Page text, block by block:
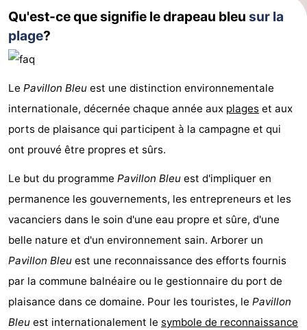
de
vue
-
Terrains
de
jeux
-
Aires
de
jeux
intérieures
-
Bowling
-
Parcours
de
mini-
golf
Centres
de
bien-
être
Villages
&
villes
Nature
Visites
-
Qu'est-ce que signifie le drapeau bleu sur la
plage?
Le Pavillon Bleu est une distinction environnementale
internationale, décernée chaque année aux plages et aux
ports de plaisance qui participent à la campagne et qui
ont prouvé être propres et sûrs.
Le but du programme Pavillon Bleu est d'impliquer en
permanence les gouvernements, les entrepreneurs et les
vacanciers dans le soin d'une eau propre et sûre, d'une
belle nature et d'un environnement sain. Arborer un
Pavillon Bleu est une reconnaissance des efforts fournis
par la commune balnéaire ou le gestionnaire du port de
plaisance dans ce domaine. Pour les touristes, le Pavillon
Bleu est internationalement le symbole de reconnaissance